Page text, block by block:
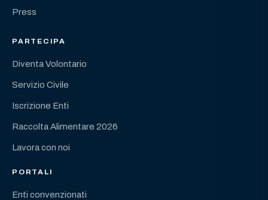
Press
PARTECIPA
Diventa Volontario
Servizio Civile
Iscrizione Enti
Raccolta Alimentare 2026
Lavora con noi
PORTALI
Enti convenzionati